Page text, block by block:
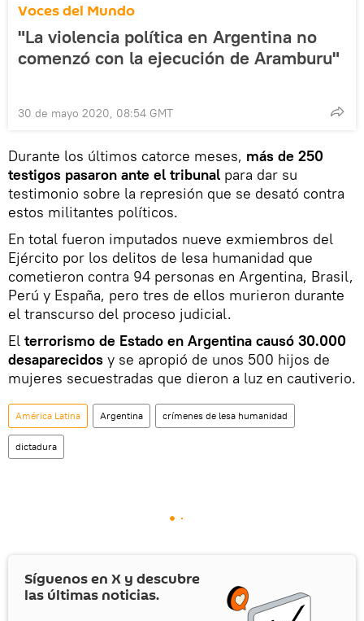
Voces del Mundo
"La violencia política en Argentina no
comenzó con la ejecución de Aramburu"
30 de mayo 2020, 08:54 GMT
Durante los últimos catorce meses, más de 250
testigos pasaron ante el tribunal para dar su
testimonio sobre la represión que se desató contra
estos militantes políticos.
En total fueron imputados nueve exmiembros del
Ejército por los delitos de lesa humanidad que
cometieron contra 94 personas en Argentina, Brasil,
Perú y España, pero tres de ellos murieron durante
el transcurso del proceso judicial.
El terrorismo de Estado en Argentina causó 30.000
desaparecidos y se apropió de unos 500 hijos de
mujeres secuestradas que dieron a luz en cautiverio.
América Latina Argentina crímenes de lesa humanidad
dictadura
Síguenos en X y descubre
las últimas noticias.